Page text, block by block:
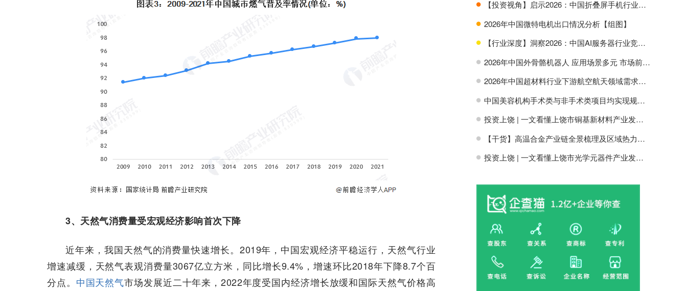
3、天然气消费量受宏观经济影响首次下降
近年来，我国天然气的消费量快速增长。2019年，中国宏观经济平稳运行，天然气行业
增速减缓，天然气表观消费量3067亿立方米，同比增长9.4%，增速环比2018年下降8.7个百
分点。 中国天然气市场发展近二十年来，2022年度受国内经济增长放缓和国际天然气价格高
H 【投资视角】启示2026：中国折叠屏手机行业投融资及兼并重组分析
H 2026年中国微特电机出口情况分析【组图】
H 【行业深度】洞察2026：中国AI服务器行业竞争格局及市场份额
H 2026年中国外骨骼机器人 应用场景多元 市场前景广阔【组图】
H 2026年中国超材料行业下游航空航天领域需求分析【组图】
H 中国美容机构手术类与非手术类项目均实现规模增长【组图】
H 投资上饶 | 一文看懂上饶市铜基新材料产业发展现状与投资机会前瞻
H 【干货】高温合金产业链全景梳理及区域热力地图
H 投资上饶 | 一文看懂上饶市光学元器件产业发展现状与投资机会前瞻